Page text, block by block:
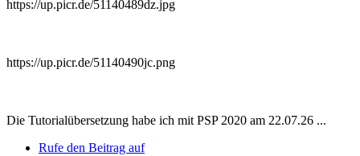
https://up.picr.de/51140489dz.jpg
https://up.picr.de/51140490jc.png
Die Tutorialübersetzung habe ich mit PSP 2020 am 22.07.26 ...
Rufe den Beitrag auf